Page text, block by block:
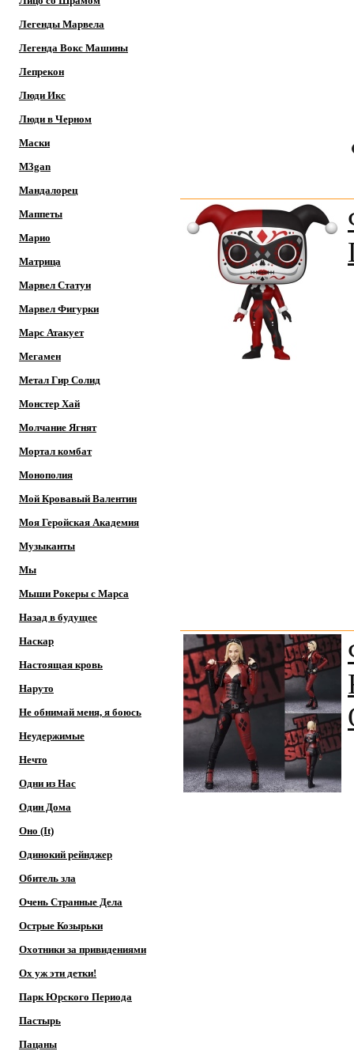
Легенды Марвела
Легенда Вокс Машины
Лепрекон
Люди Икс
Люди в Черном
Маски
M3gan
Мандалорец
Маппеты
Марио
Матрица
Марвел Статуи
Марвел Фигурки
Марс Атакует
Мегамен
Метал Гир Солид
Монстер Хай
Молчание Ягнят
Мортал комбат
Монополия
Мой Кровавый Валентин
Моя Геройская Академия
Музыканты
Мы
Мыши Рокеры с Марса
Назад в будущее
Наскар
Настоящая кровь
Наруто
Не обнимай меня, я боюсь
Неудержимые
Нечто
Одни из Нас
Один Дома
Оно (It)
Одинокий рейнджер
Обитель зла
Очень Странные Дела
Острые Козырьки
Охотники за привидениями
Ох уж эти детки!
Парк Юрского Периода
Пастырь
Пацаны